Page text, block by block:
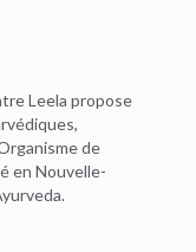
Leela propose
de
en Nouvelle-